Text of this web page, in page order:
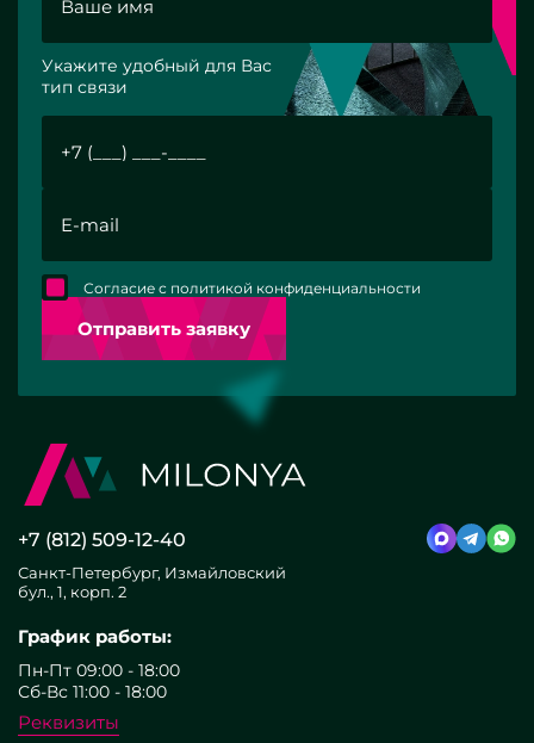
Укажите удобный для Вас
тип связи
Отправить заявку
Согласие с политикой конфиденциальности
+7 (812) 509-12-40
Санкт-Петербург, Измайловский
бул., 1, корп. 2
График работы:
Пн-Пт 09:00 - 18:00
Сб-Вс 11:00 - 18:00
Реквизиты